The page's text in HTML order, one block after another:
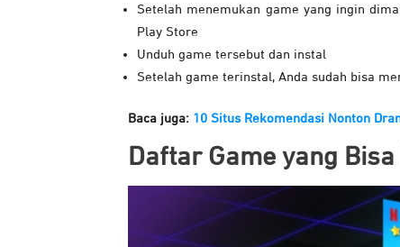
Setelah menemukan game yang ingin
Play Store
Unduh game tersebut dan instal
Setelah game terinstal, Anda sudah bisa
Baca juga: 10 Situs Rekomendasi Nonton
Daftar Game yang